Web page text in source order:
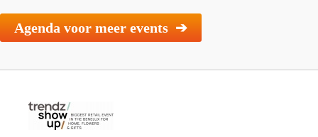
Agenda voor meer events ➔